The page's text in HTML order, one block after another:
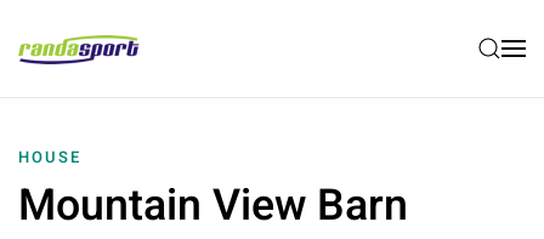
Skip to main content
HOUSE
Mountain View Barn